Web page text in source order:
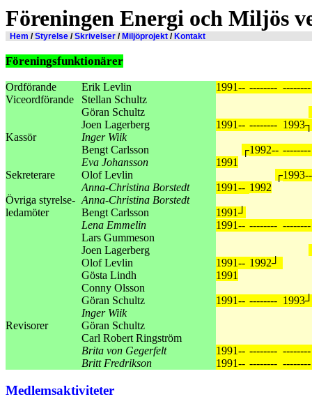
Föreningen Energi och Miljös
Hem /Styrelse /Skrivelser / Miljöprojekt / Kontakt
Föreningsfunktionärer
Ordförande Erik Levlin 1991-- -------- --------
Viceordförande
Stellan Schultz
Göran Schultz
Joen Lagerberg
1991-- -------- 1993┐
Kassör
Inger Wiik
Bengt Carlsson
┌1992-- --------
Eva Johansson
1991
Sekreterare
Olof Levlin ┌1993--
Anna-Christina Borstedt
1991-- 1992
Övriga styrelse- Anna-Christina Borstedt
ledamöter
Bengt Carlsson
1991┘
Lena Emmelin
1991-- -------- --------
Lars Gummeson
Joen Lagerberg
Olof Levlin
1991-- 1992┘
Gösta Lindh
1991
Conny Olsson
Göran Schultz
1991-- -------- 1993┘
Inger Wiik
Revisorer
Göran Schultz
Carl Robert Ringström
Brita von Gegerfelt
1991-- -------- --------
Britt Fredrikson
1991-- -------- --------
Medlemsaktiviteter